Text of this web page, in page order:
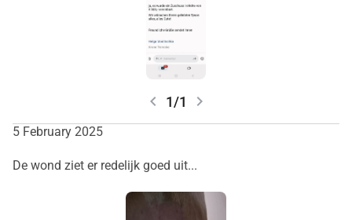
chevron_left 1/1 chevron_right
5 February 2025
De wond ziet er redelijk goed uit...